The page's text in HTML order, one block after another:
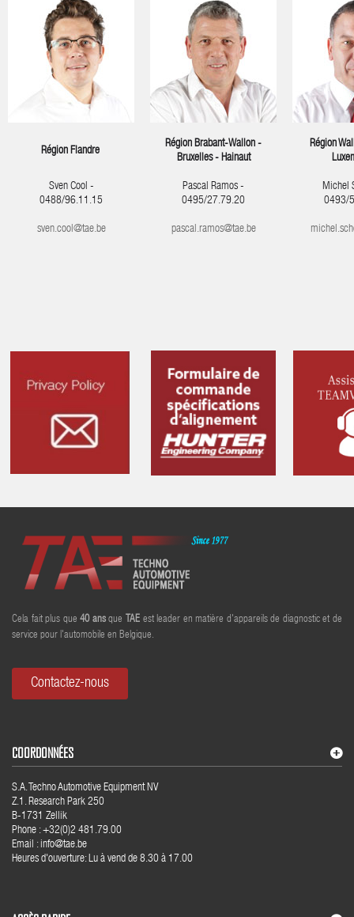
Région Flandre
Région Brabant-Wallon -
Bruxelles - Hainaut
Région
Sven Cool -
0488/96.11.15
Pascal Ramos -
0495/27.79.20
Michel
0493/
sven.cool@tae.be pascal.ramos@tae.be
Cela fait plus que40ansque TAEest leader en matière d'appareils de diagnostic et de
service pour l'automobile en Belgique.
Contactez-nous
COORDONNÉES
S.A. Techno Automotive Equipment NV
Z.1. Research Park 250
B-1731 Zellik
Phone : +32(0)2 481.79.00
Email : info@tae.be
Heures d'ouverture: Lu à vend de 8.30 à 17.00